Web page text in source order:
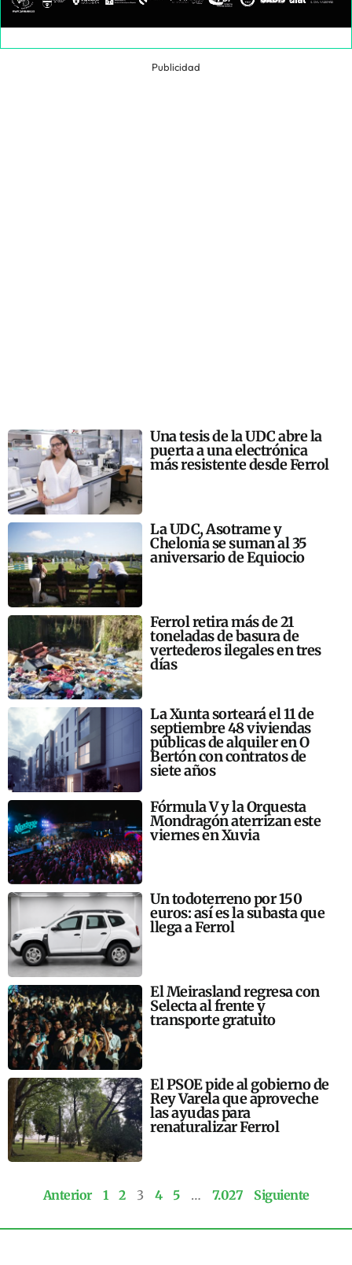
Publicidad
Una tesis de la UDC abre la
puerta a una electrónica
más resistente desde Ferrol
La UDC, Asotrame y
Chelonia se suman al 35
aniversario de Equiocio
Ferrol retira más de 21
toneladas de basura de
vertederos ilegales en tres
días
La Xunta sorteará el 11 de
septiembre 48 viviendas
públicas de alquiler en O
Bertón con contratos de
siete años
Fórmula V y la Orquesta
Mondragón aterrizan este
viernes en Xuvia
Un todoterreno por 150
euros: así es la subasta que
llega a Ferrol
El Meirasland regresa con
Selecta al frente y
transporte gratuito
El PSOE pide al gobierno de
Rey Varela que aproveche
las ayudas para
renaturalizar Ferrol
Anterior 1 2 3 4 5 … 7.027 Siguiente